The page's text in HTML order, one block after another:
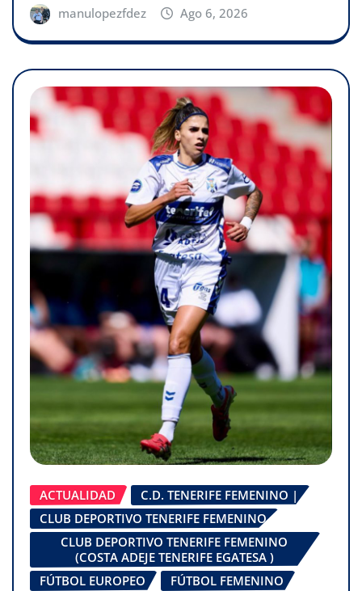
manulopezfdez Ago 6, 2026
ACTUALIDAD
C.D. TENERIFE FEMENINO |
CLUB DEPORTIVO TENERIFE FEMENINO
CLUB DEPORTIVO TENERIFE FEMENINO
(COSTA ADEJE TENERIFE EGATESA )
FÚTBOL EUROPEO
FÚTBOL FEMENINO